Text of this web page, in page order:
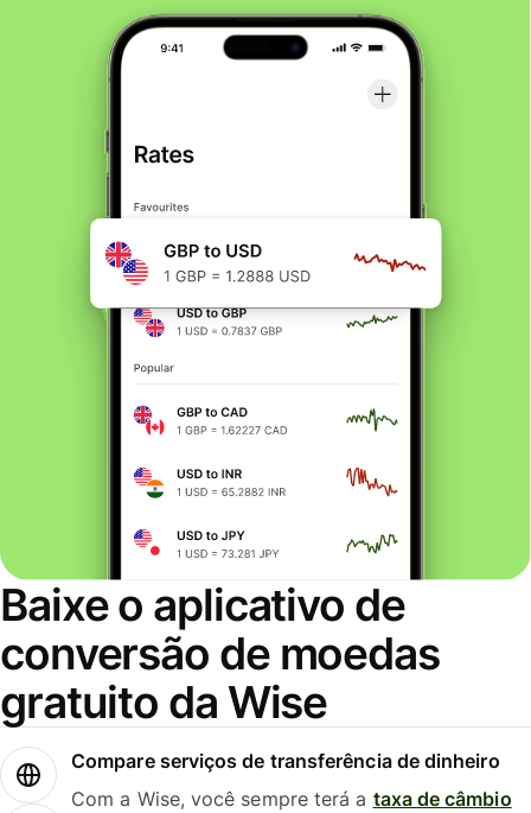
Baixe o aplicativo de
conversão de moedas
gratuito da Wise
Compare serviços de transferência de dinheiro
Com a Wise, você sempre terá a taxa de câmbio